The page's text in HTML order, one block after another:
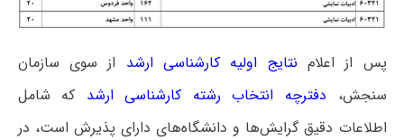
پس از اعلام نتایج اولیه کارشناسی ارشد از سوی سازمان
سنجش، دفترچه انتخاب رشته کارشناسی ارشد که شامل
اطلاعات دقیق گرایش‌ها و دانشگاه‌های دارای پذیرش است، در